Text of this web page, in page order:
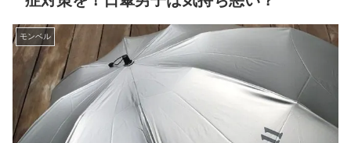
モンベル